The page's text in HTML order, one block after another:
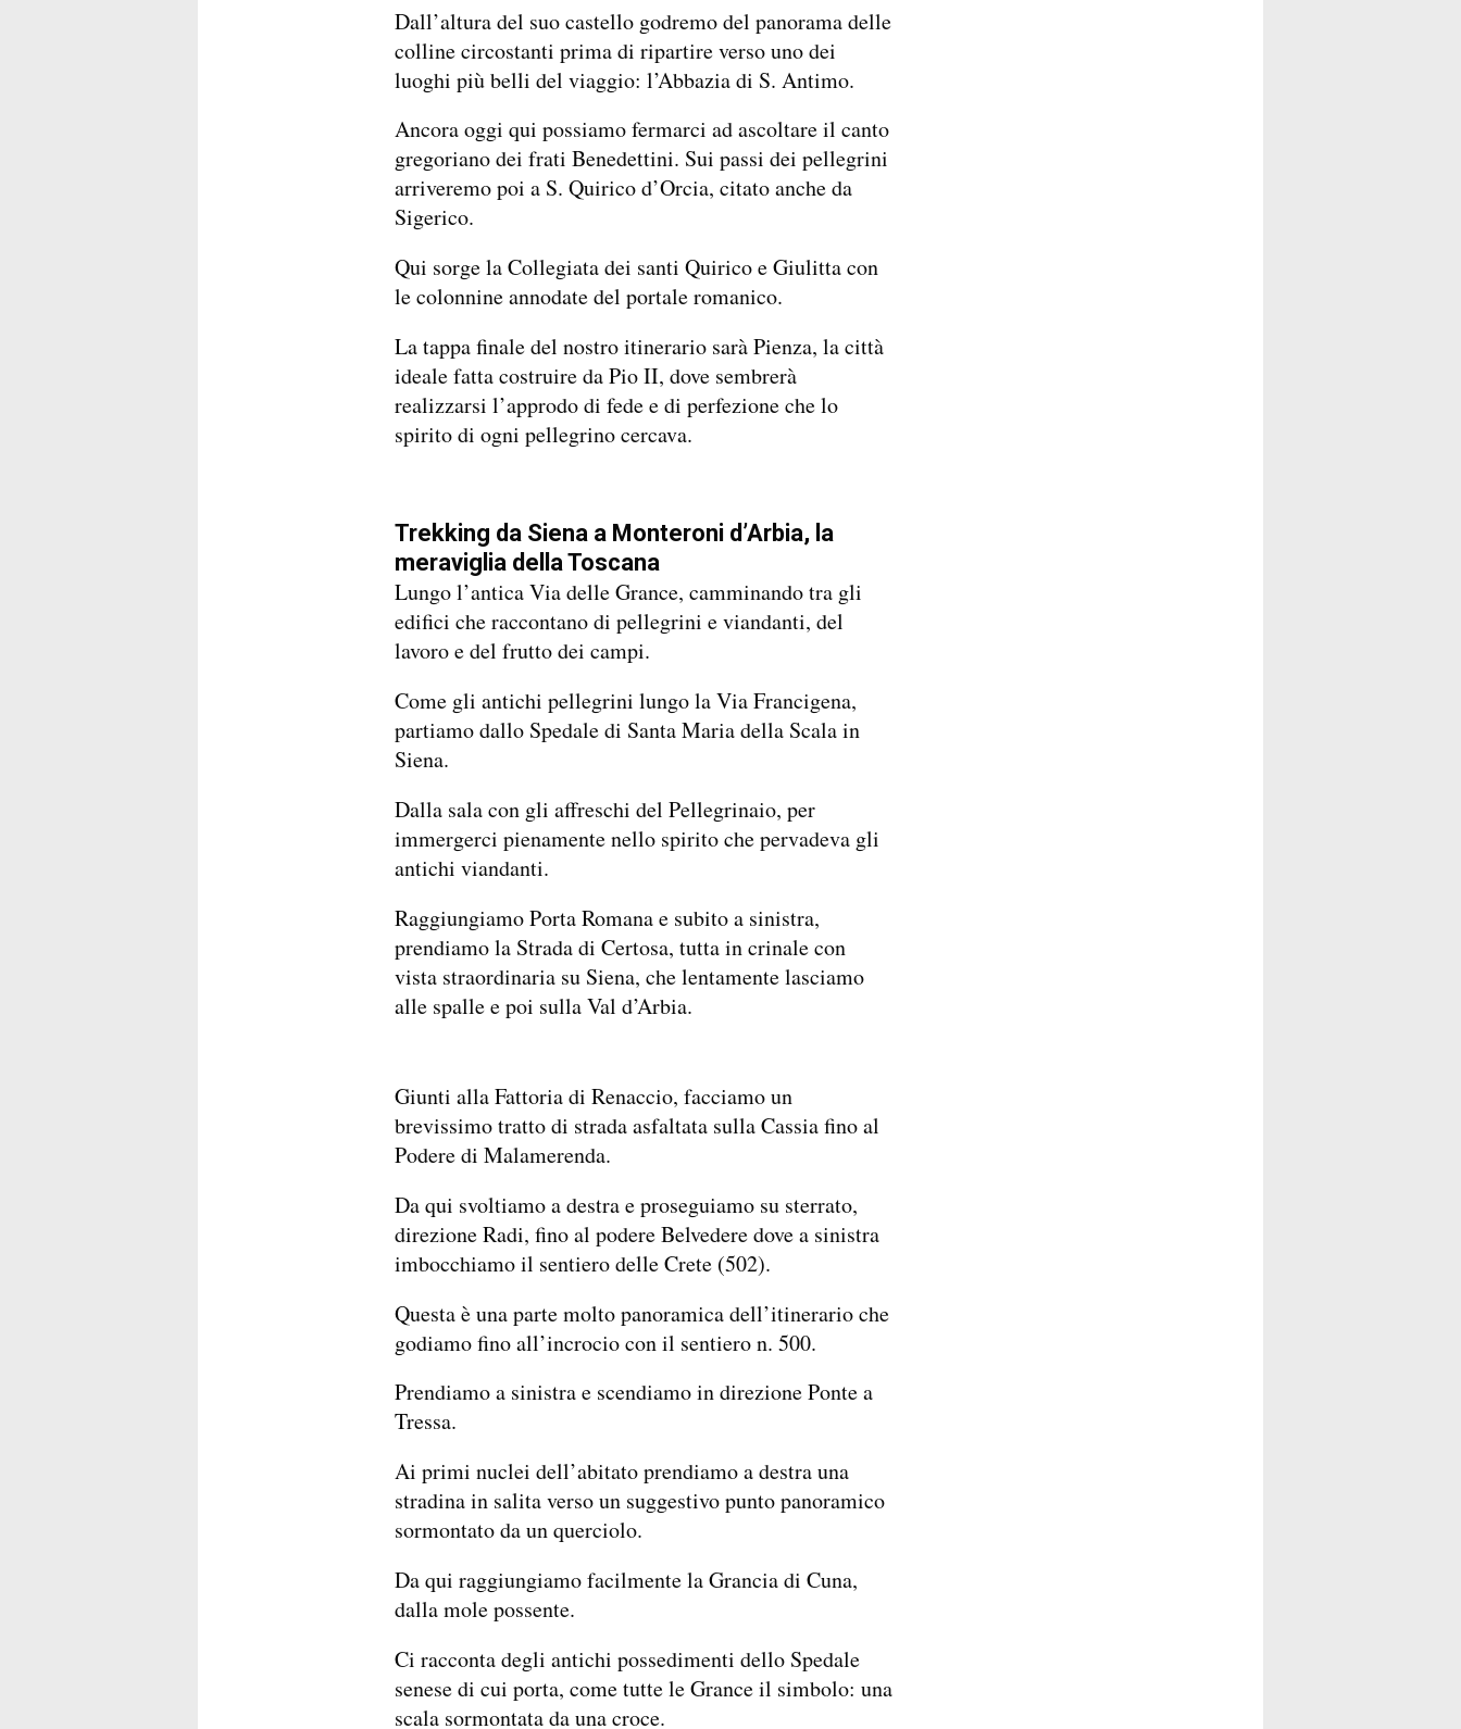
Dall’altura del suo castello godremo del panorama delle
colline circostanti prima di ripartire verso uno dei
luoghi più belli del viaggio: l’Abbazia di S. Antimo.
Ancora oggi qui possiamo fermarci ad ascoltare il canto
gregoriano dei frati Benedettini. Sui passi dei pellegrini
arriveremo poi a S. Quirico d’Orcia, citato anche da
Sigerico.
Qui sorge la Collegiata dei santi Quirico e Giulitta con
le colonnine annodate del portale romanico.
La tappa finale del nostro itinerario sarà Pienza, la città
ideale fatta costruire da Pio II, dove sembrerà
realizzarsi l’approdo di fede e di perfezione che lo
spirito di ogni pellegrino cercava.
Trekking da Siena a Monteroni d’Arbia, la
meraviglia della Toscana
Lungo l’antica Via delle Grance, camminando tra gli
edifici che raccontano di pellegrini e viandanti, del
lavoro e del frutto dei campi.
Come gli antichi pellegrini lungo la Via Francigena,
partiamo dallo Spedale di Santa Maria della Scala in
Siena.
Dalla sala con gli affreschi del Pellegrinaio, per
immergerci pienamente nello spirito che pervadeva gli
antichi viandanti.
Raggiungiamo Porta Romana e subito a sinistra,
prendiamo la Strada di Certosa, tutta in crinale con
vista straordinaria su Siena, che lentamente lasciamo
alle spalle e poi sulla Val d’Arbia.
Giunti alla Fattoria di Renaccio, facciamo un
brevissimo tratto di strada asfaltata sulla Cassia fino al
Podere di Malamerenda.
Da qui svoltiamo a destra e proseguiamo su sterrato,
direzione Radi, fino al podere Belvedere dove a sinistra
imbocchiamo il sentiero delle Crete (502).
Questa è una parte molto panoramica dell’itinerario che
godiamo fino all’incrocio con il sentiero n. 500.
Prendiamo a sinistra e scendiamo in direzione Ponte a
Tressa.
Ai primi nuclei dell’abitato prendiamo a destra una
stradina in salita verso un suggestivo punto panoramico
sormontato da un querciolo.
Da qui raggiungiamo facilmente la Grancia di Cuna,
dalla mole possente.
Ci racconta degli antichi possedimenti dello Spedale
senese di cui porta, come tutte le Grance il simbolo: una
scala sormontata da una croce.